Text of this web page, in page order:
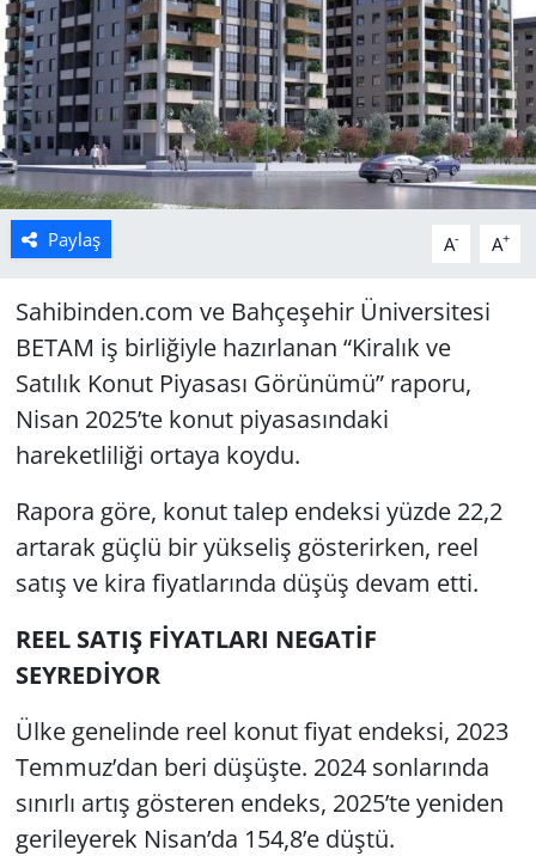
Paylaş A- A+
Sahibinden.com ve Bahçeşehir Üniversitesi
BETAM iş birliğiyle hazırlanan “Kiralık ve
Satılık Konut Piyasası Görünümü” raporu,
Nisan 2025’te konut piyasasındaki
hareketliliği ortaya koydu.
Rapora göre, konut talep endeksi yüzde 22,2
artarak güçlü bir yükseliş gösterirken, reel
satış ve kira fiyatlarında düşüş devam etti.
REEL SATIŞ FİYATLARI NEGATİF
SEYREDİYOR
Ülke genelinde reel konut fiyat endeksi, 2023
Temmuz’dan beri düşüşte. 2024 sonlarında
sınırlı artış gösteren endeks, 2025’te yeniden
gerileyerek Nisan’da 154,8’e düştü.